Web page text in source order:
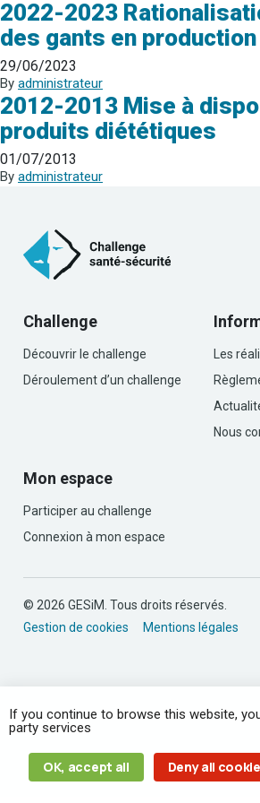
2022-2023
des gants en production
29/06/2023
By administrateur
2012-2013 Mise à
produits diététiques
01/07/2013
By administrateur
Challenge
Découvrir le challenge
Déroulement d’un challenge
Les
Nous
Mon espace
Participer au challenge
Connexion à mon espace
© 2026 GESiM. Tous droits réservés.
Gestion de cookies
Mentions légales
If you continue to browse this website,
party services
OK, accept all Deny all